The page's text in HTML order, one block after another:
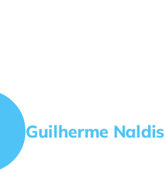
Guilherme Naldis